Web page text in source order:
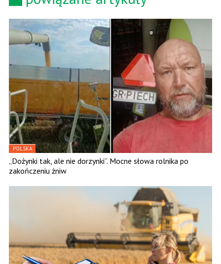
POLSKA
„Dożynki tak, ale nie dorzynki”. Mocne słowa rolnika po
zakończeniu żniw